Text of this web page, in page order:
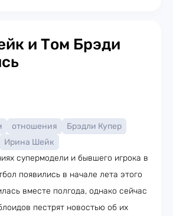
и Том Брэди
отношения
Брэдли Купер
Ирина Шейк
супермодели и бывшего игрока в
появились в начале лета этого
вместе полгода, однако сейчас
пестрят новостью об их